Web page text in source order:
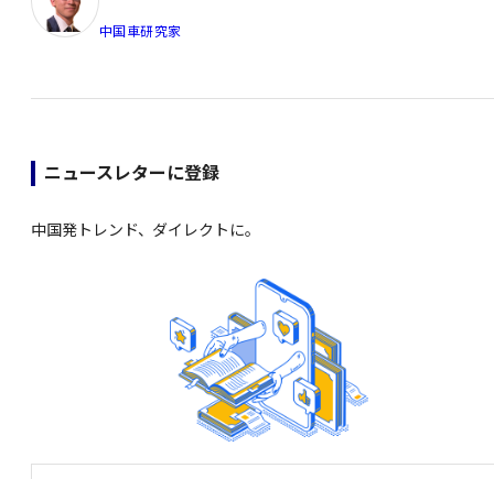
中国車研究家
ニュースレターに登録
中国発トレンド、ダイレクトに。